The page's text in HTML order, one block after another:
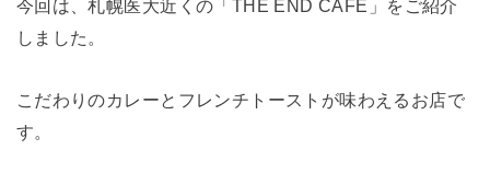
今回は、札幌医大近くの「THE END CAFE」をご紹介
しました。
こだわりのカレーとフレンチトーストが味わえるお店で
す。